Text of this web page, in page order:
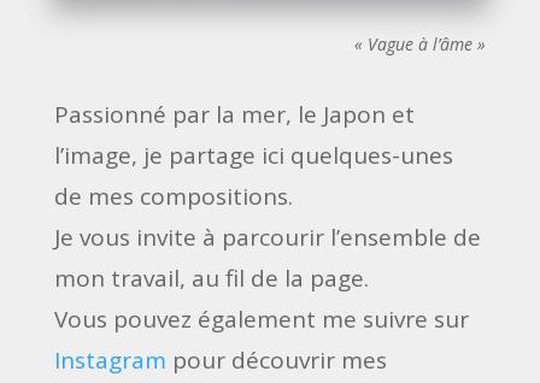
« Vague à l’âme »
Passionné par la mer, le Japon et
l’image, je partage ici quelques-unes
de mes compositions.
Je vous invite à parcourir l’ensemble de
mon travail, au fil de la page.
Vous pouvez également me suivre sur
Instagram pour découvrir mes